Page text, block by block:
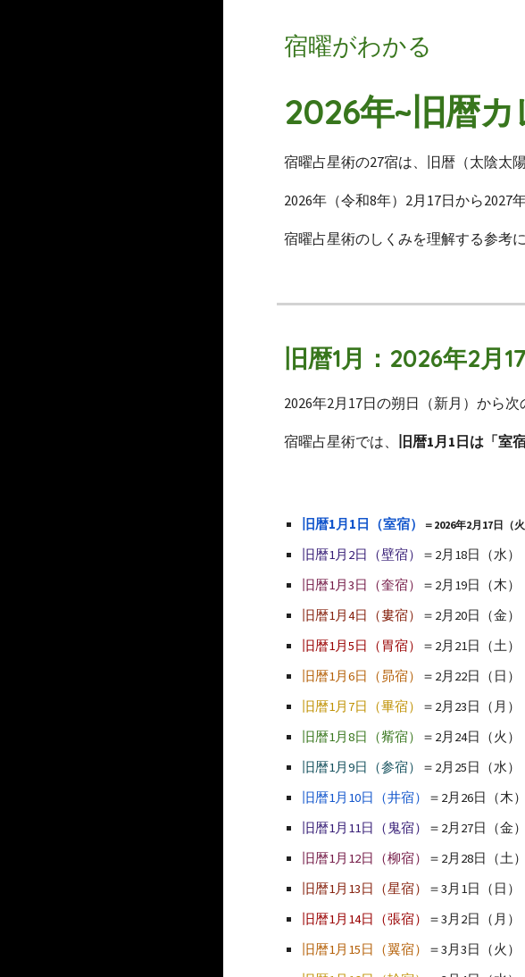
宿曜がわかる
2026年~旧暦
宿曜占星術の27宿は、旧暦（太陰太
2026年（令和8年）2月17日から2027
宿曜占星術のしくみを理解する参考
旧暦1月：2026年2月
2026年2月17日の朔日（新月）から
宿曜占星術では、 旧暦1月1日は「室宿
旧暦1月1日（室宿） ＝2026年2月17日（火
旧暦1月2日（壁宿）
＝2月18日（水）
旧暦1月3日（奎宿）
＝2月19日（木）
旧暦1月4日（婁宿）
＝2月20日（金）
旧暦1月5日（胃宿）
＝2月21日（土）
旧暦1月6日（昴宿）
＝2月22日（日）
旧暦1月7日（畢宿）
＝2月23日（月）
旧暦1月8日（觜宿）
＝2月24日（火）
旧暦1月9日（参宿）
＝2月25日（水）
旧暦1月10日（井宿）
＝2月26日（木）
旧暦1月11日（鬼宿）
＝2月27日（金）
旧暦1月12日（柳宿）
＝2月28日（土）
旧暦1月13日（星宿）
＝3月1日（日）
旧暦1月14日（張宿）
＝3月2日（月）
旧暦1月15日（翼宿）
＝3月3日（火）